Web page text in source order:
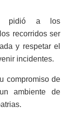
pidió a los
recorridos ser
y respetar el
incidentes.
compromiso de
ambiente de